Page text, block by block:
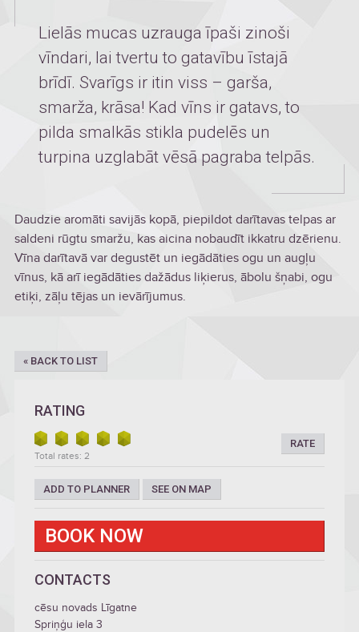
Lielās mucas uzrauga īpaši zinoši
vīndari, lai tvertu to gatavību īstajā
brīdī. Svarīgs ir itin viss – garša,
smarža, krāsa! Kad vīns ir gatavs, to
pilda smalkās stikla pudelēs un
turpina uzglabāt vēsā pagraba telpās.
Daudzie aromāti savijās kopā, piepildot darītavas telpas ar
saldeni rūgtu smaržu, kas aicina nobaudīt ikkatru dzērienu.
Vīna darītavā var degustēt un iegādāties ogu un augļu
vīnus, kā arī iegādāties dažādus liķierus, ābolu šņabi, ogu
etiķi, zāļu tējas un ievārījumus.
« BACK TO LIST
RATING
RATE
Total rates: 2
ADD TO PLANNER SEE ON MAP
BOOK NOW
CONTACTS
cēsu novads Līgatne
Spriņģu iela 3